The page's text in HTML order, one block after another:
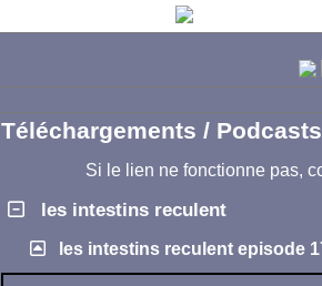
Téléchargements / Podcasts
Si le lien ne fonctionne pas,
les intestins reculent
les intestins reculent episode